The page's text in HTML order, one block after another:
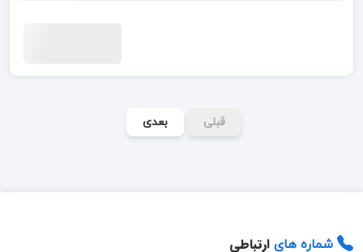
قبلی بعدی
شماره های ارتباطی